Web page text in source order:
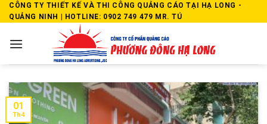
Skip
to
CÔNG TY THIẾT KẾ VÀ THI CÔNG QUẢNG CÁO TẠI HẠ LONG -
QUẢNG NINH | HOTLINE: 0902 749 479 MR. TÚ
01
Th4